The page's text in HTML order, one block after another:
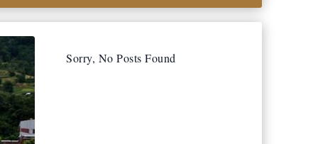
Sorry, No Posts Found